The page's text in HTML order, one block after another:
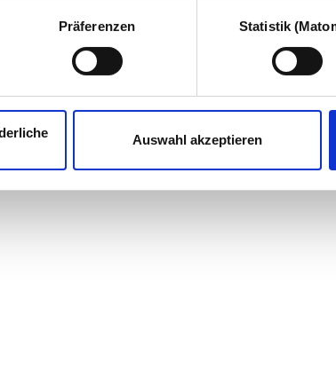
Präferenzen Statistik
Auswahl akzeptieren